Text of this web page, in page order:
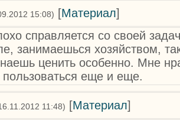
15:08) [Материал]
справляется со своей
занимаешься хозяйством,
ценить особенно. Мне
пользоваться еще и еще.
11:48) [Материал]